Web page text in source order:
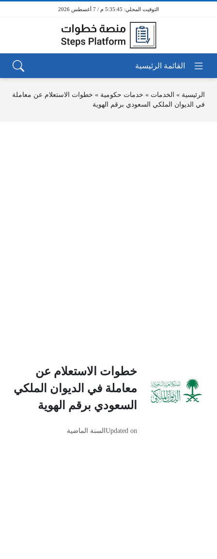
5:35:45 م / 7 أغسطس 2026
الرئيسية » الخدمات » خدمات حكومية » خطوات الاستعلام عن معاملة
في الديوان الملكي السعودي برقم الهوية
خطوات الاستعلام عن
معاملة في الديوان الملكي
السعودي برقم الهوية
Updated onالسنة الماضية